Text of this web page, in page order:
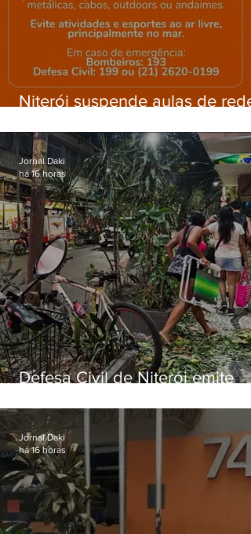
Niterói suspende aulas de rede
ventos fortes nesta sexta (7)
Defesa Civil de Niterói emite
sexta-feira (07)
Jornal Daki
há 16 horas
Jornal Daki
há 16 horas